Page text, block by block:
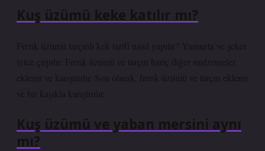
Kuş üzümü keke katılır mı?
Frenk üzümü tarçınlı kek tarifi nasıl yapılır? Yumurta ve şeker
iyice çırpılır. Frenk üzümü ve tarçın hariç diğer malzemeler
eklenir ve karıştırılır. Son olarak, frenk üzümü ve tarçın eklenir
ve bir kaşıkla karıştırılır.
Kuş üzümü ve yaban mersini aynı
mı?